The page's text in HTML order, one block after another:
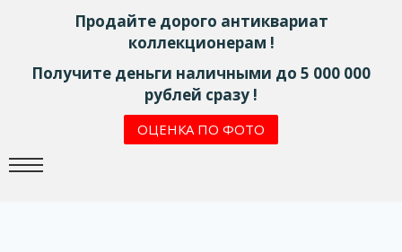
Продайте дорого антиквариат
коллекционерам !
Получите деньги наличными до 5 000 000
рублей сразу !
ОЦЕНКА ПО ФОТО